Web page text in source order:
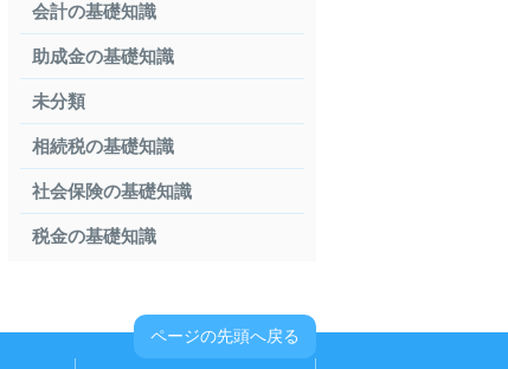
会計の基礎知識
助成金の基礎知識
未分類
相続税の基礎知識
社会保険の基礎知識
税金の基礎知識
ページの先頭へ戻る